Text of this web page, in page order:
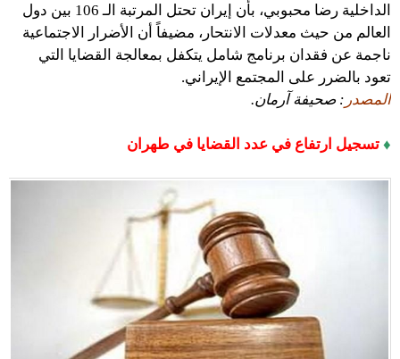
الداخلية رضا محبوبي، بأن إيران تحتل المرتبة الـ 106 بين دول
العالم من حيث معدلات الانتحار، مضيفاً أن الأضرار الاجتماعية
ناجمة عن فقدان برنامج شامل يتكفل بمعالجة القضايا التي
تعود بالضرر على المجتمع الإيراني.
المصدر : صحيفة آرمان.
♦ تسجيل ارتفاع في عدد القضايا في طهران